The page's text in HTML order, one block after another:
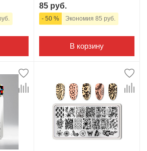
85 руб.
- 50 % Экономия 85 руб.
В корзину